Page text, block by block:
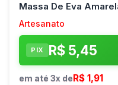
Massa De Eva
Artesanato
PIX R$ 5,45
em até 3x de R$ 1,91